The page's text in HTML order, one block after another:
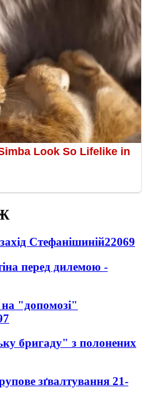
Стефанішиній22069
перед дилемою -
"допомозі"
бригаду" з полонених
зґвалтування 21-